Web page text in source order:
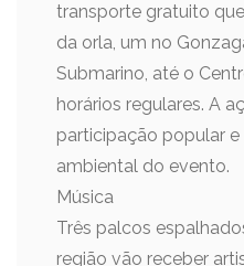
transporte gratuito
da orla, um no
Submarino, até o
horários regulares. A
participação popular
ambiental do evento.
Música
Três palcos
região vão receber